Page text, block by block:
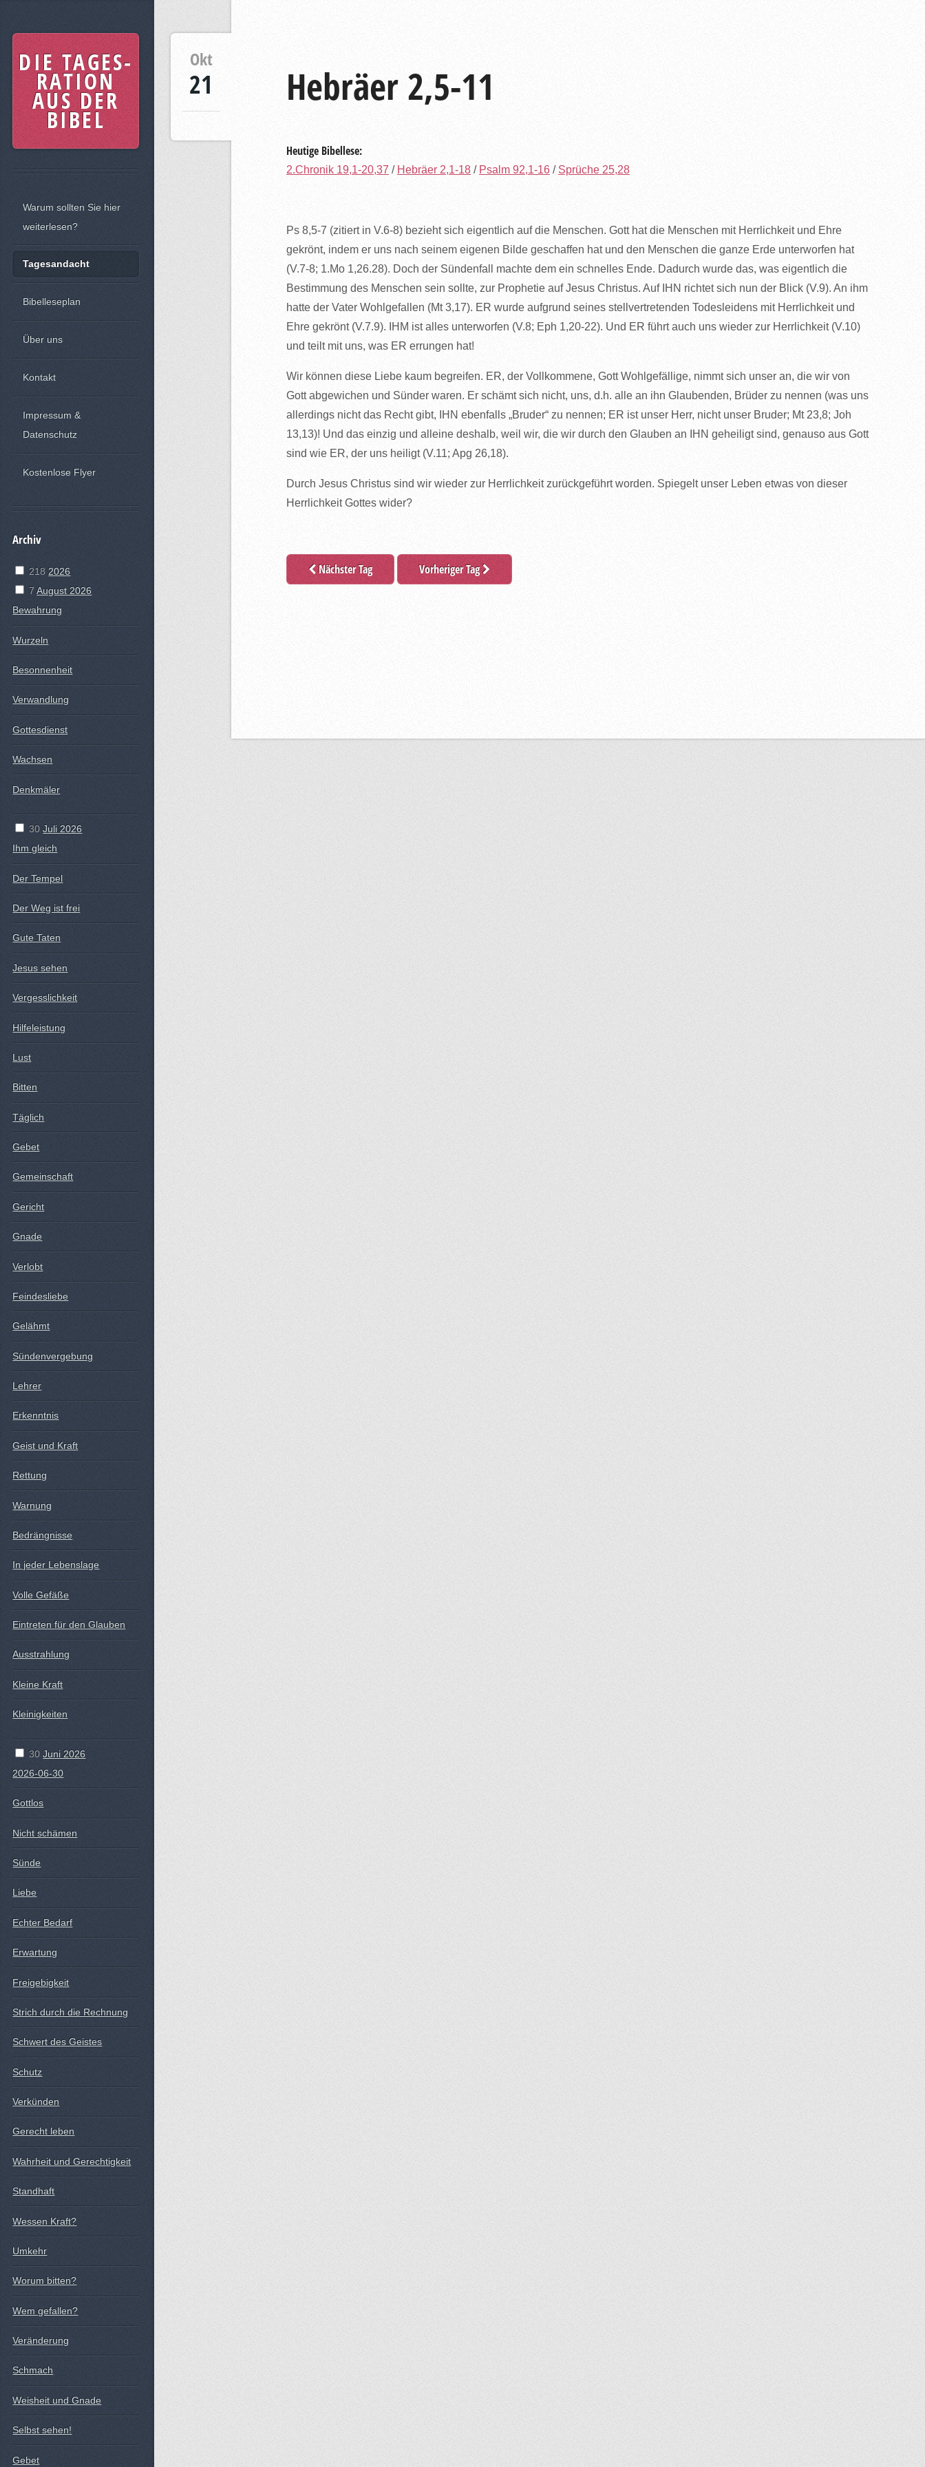
Hebräer 2,5-11
Okt
21
Heutige Bibellese:
2.Chronik 19,1-20,37 / Hebräer 2,1-18 / Psalm 92,1-16 / Sprüche 25,28
Ps 8,5-7 (zitiert in V.6-8) bezieht sich eigentlich auf die Menschen. Gott hat die Menschen mit Herrlichkeit und Ehre
gekrönt, indem er uns nach seinem eigenen Bilde geschaffen hat und den Menschen die ganze Erde unterworfen hat
(V.7-8; 1.Mo 1,26.28). Doch der Sündenfall machte dem ein schnelles Ende. Dadurch wurde das, was eigentlich die
Bestimmung des Menschen sein sollte, zur Prophetie auf Jesus Christus. Auf IHN richtet sich nun der Blick (V.9). An ihm
hatte der Vater Wohlgefallen (Mt 3,17). ER wurde aufgrund seines stellvertretenden Todesleidens mit Herrlichkeit und
Ehre gekrönt (V.7.9). IHM ist alles unterworfen (V.8; Eph 1,20-22). Und ER führt auch uns wieder zur Herrlichkeit (V.10)
und teilt mit uns, was ER errungen hat!
Wir können diese Liebe kaum begreifen. ER, der Vollkommene, Gott Wohlgefällige, nimmt sich unser an, die wir von
Gott abgewichen und Sünder waren. Er schämt sich nicht, uns, d.h. alle an ihn Glaubenden, Brüder zu nennen (was uns
allerdings nicht das Recht gibt, IHN ebenfalls „Bruder“ zu nennen; ER ist unser Herr, nicht unser Bruder; Mt 23,8; Joh
13,13)! Und das einzig und alleine deshalb, weil wir, die wir durch den Glauben an IHN geheiligt sind, genauso aus Gott
sind wie ER, der uns heiligt (V.11; Apg 26,18).
Durch Jesus Christus sind wir wieder zur Herrlichkeit zurückgeführt worden. Spiegelt unser Leben etwas von dieser
Herrlichkeit Gottes wider?
Nächster Tag Vorheriger Tag
DIE TAGES-
RATION
AUS DER
BIBEL
Warum sollten Sie hier
weiterlesen?
Tagesandacht
Bibelleseplan
Über uns
Kontakt
Impressum &
Datenschutz
Kostenlose Flyer
Archiv
218 2026
7 August 2026
Bewahrung
Wurzeln
Besonnenheit
Verwandlung
Gottesdienst
Wachsen
Denkmäler
30 Juli 2026
Ihm gleich
Der Tempel
Der Weg ist frei
Gute Taten
Jesus sehen
Vergesslichkeit
Hilfeleistung
Lust
Bitten
Täglich
Gebet
Gemeinschaft
Gericht
Gnade
Verlobt
Feindesliebe
Gelähmt
Sündenvergebung
Lehrer
Erkenntnis
Geist und Kraft
Rettung
Warnung
Bedrängnisse
In jeder Lebenslage
Volle Gefäße
Eintreten für den Glauben
Ausstrahlung
Kleine Kraft
Kleinigkeiten
30 Juni 2026
2026-06-30
Gottlos
Nicht schämen
Sünde
Liebe
Echter Bedarf
Erwartung
Freigebigkeit
Strich durch die Rechnung
Schwert des Geistes
Schutz
Verkünden
Gerecht leben
Wahrheit und Gerechtigkeit
Standhaft
Wessen Kraft?
Umkehr
Worum bitten?
Wem gefallen?
Veränderung
Schmach
Weisheit und Gnade
Selbst sehen!
Gebet